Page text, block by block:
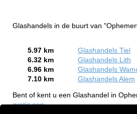
Glashandels in de buurt van
5.97 km
Glashandels Tiel
6.32 km
Glashandels Lith
6.96 km
Glashandels
7.10 km
Glashandels Alem
Bent of kent u een Glashandel in
gratis aan